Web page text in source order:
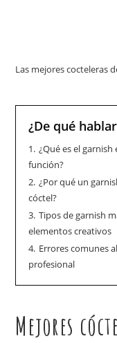
Las mejores cocteleras
¿De qué
1. ¿Qué es el
función?
2. ¿Por qué un
cóctel?
3. Tipos de garnish
elementos creativos
4. Errores comunes
profesional
Mejores